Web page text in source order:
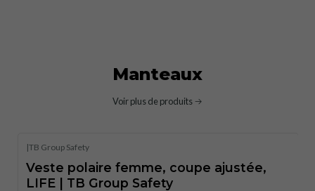
Manteaux
Voir plus de produits
|TB Group Safety
Veste polaire femme, coupe ajustée,
LIFE | TB Group Safety